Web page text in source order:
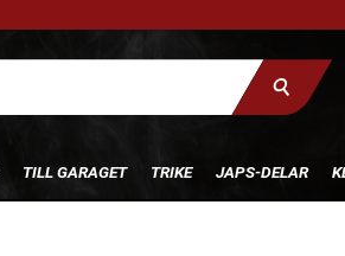
TILL GARAGET TRIKE JAPS-DELAR